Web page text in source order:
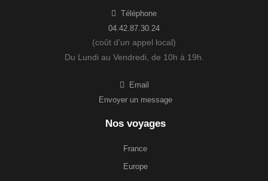
Téléphone
04.42.87.30.24
(coût d’un appel local)
Du Lundi au Vendredi, de 10h à 19h.
Email
Envoyer un message
Nos voyages
France
Europe